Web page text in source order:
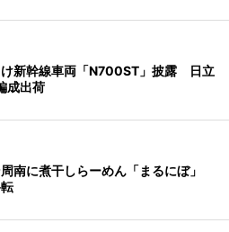
け新幹線車両「N700ST」披露 日立
成出荷
南に煮干しらーめん「まるにぼ」